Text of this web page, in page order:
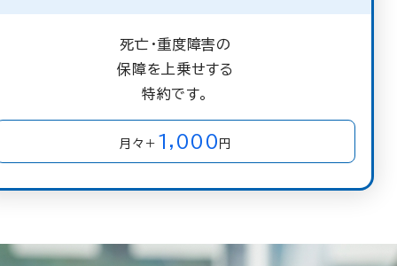
死亡・重度障害の
保障を上乗せする
特約です。
月々＋ 1,000 円